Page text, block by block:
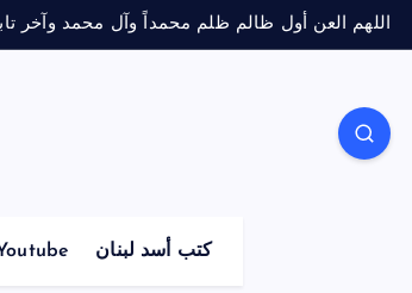
اللهم العن أول ظالم ظلم محمداً وآل محمد وآخر
كتب أسد لبنان